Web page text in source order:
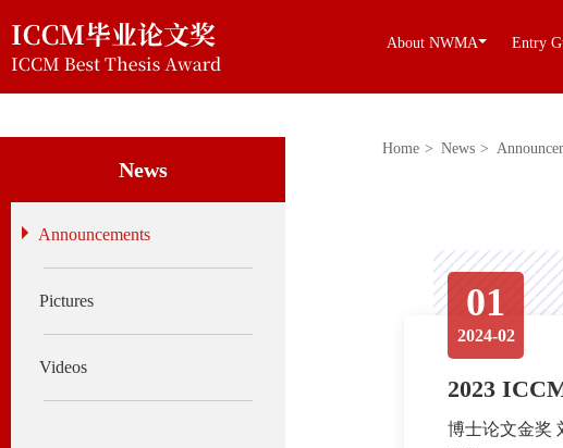
About NWMA Entry
News
Announcements
Pictures
Videos
Home > News >
01
2024-02
2023
博士论文金奖